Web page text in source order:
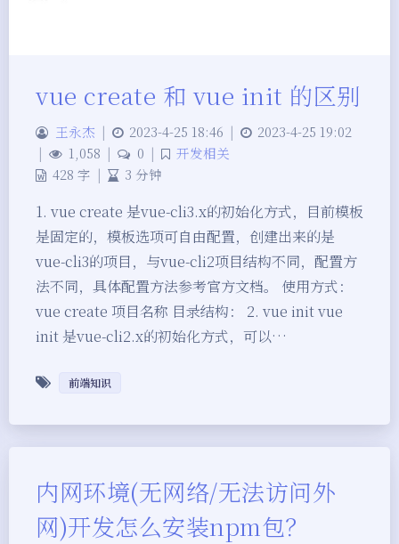
vue create 和 vue init 的区别
王永杰 | 2023-4-25 18:46 |
2023-4-25 19:02
|
1,058 | 0 |
开发相关
428 字 | 3 分钟
1. vue create 是vue-cli3.x的初始化方式，目前模板
是固定的，模板选项可自由配置，创建出来的是
vue-cli3的项目，与vue-cli2项目结构不同，配置方
法不同，具体配置方法参考官方文档。 使用方式：
vue create 项目名称 目录结构： 2. vue init vue
init 是vue-cli2.x的初始化方式，可以…
前端知识
内网环境(无网络/无法访问外
网)开发怎么安装npm包？